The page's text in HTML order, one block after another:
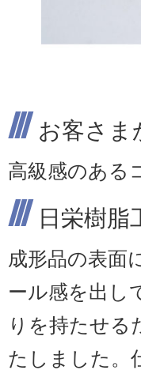
お客さま
高級感のある
日栄樹脂
成形品の表面
ール感を出し
りを持たせる
たしました。